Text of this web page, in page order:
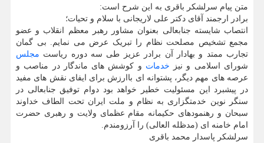
متن پیام سرلشکر باقری به این شرح است:
برادر ارجمند آقای دکتر علی لاریجانی با سلام و تحیات؛
انتصاب شایسته جنابعالی بعنوان مشاور رهبر معظم انقلاب و عضو
مجمع تشخیص مصلحت نظام را تبریک عرض می نمایم. بی گمان
تجارب ممتد و بهادار آن برادر عزیز طی سه دوره ریاست مجلس
شورای اسلامی و نیز خدمات و کوشش های ماندگار در مناصب و
عرصه های مهم دیگر، پشتوانه ای باارزش برای ایفای نقش های مفید
در پیشبرد این مسئولیت خطیر خواهد بود دوام توفیق جنابعالی در
سنگر نوین خدمتگزاری به نظام و ملت ایران تحت الطاف خداوند
سبحان و رهنمودهای حکیمانه مقام عظمای ولایت و رهبری حضرت
امام خامنه ای (مدظله العالی) را آرزومندم.
سرلشکر پاسدار محمد باقری